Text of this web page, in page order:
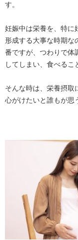
す。
妊娠中は栄養を、特に
形成する大事な時期な
番ですが、つわりで体
してしまい、食べるこ
そんな時は、栄養摂取
心がけたいと誰もが思